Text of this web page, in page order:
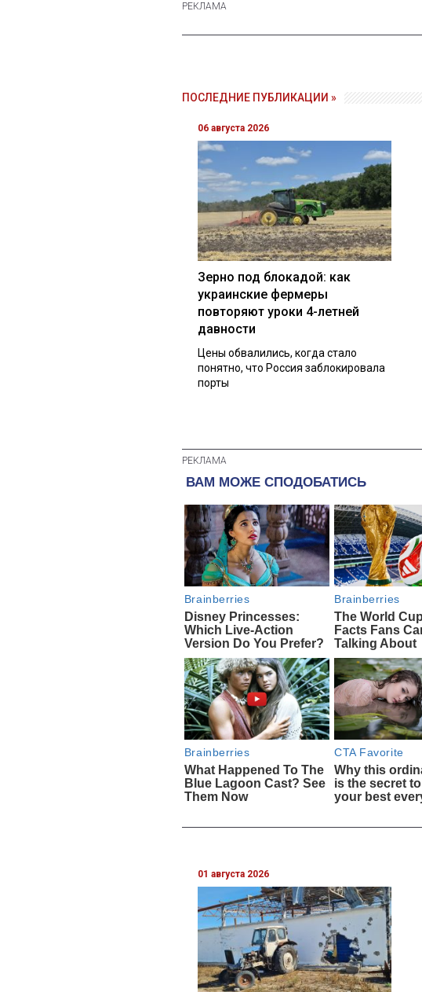
ПОСЛЕДНИЕ ПУБЛИКАЦИИ »
06 августа 2026
Зерно под блокадой: как
украинские фермеры
повторяют уроки 4-летней
давности
Цены обвалились, когда стало
понятно, что Россия заблокировала
порты
01 августа 2026